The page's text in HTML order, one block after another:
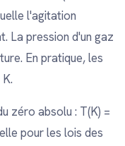
l'agitation
La pression d'un gaz
En pratique, les
zéro absolu : T(K) =
pour les lois des